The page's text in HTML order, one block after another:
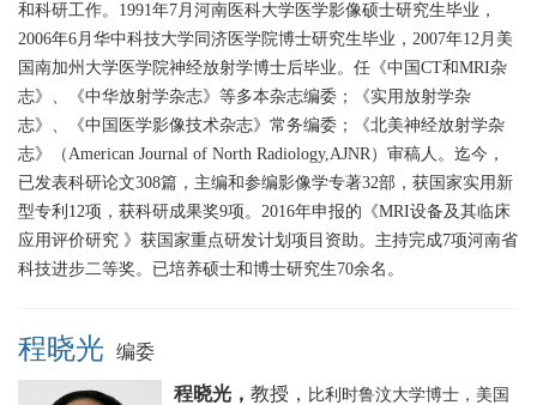
和科研工作。1991年7月河南医科大学医学影像硕士研究生毕业，
2006年6月华中科技大学同济医学院博士研究生毕业，2007年12月美
国南加州大学医学院神经放射学博士后毕业。任《中国CT和MRI杂
志》、《中华放射学杂志》等多本杂志编委；《实用放射学杂
志》、《中国医学影像技术杂志》常务编委；《北美神经放射学杂
志》（American Journal of North Radiology,AJNR）审稿人。迄今，
已发表科研论文308篇，主编和参编影像学专著32部，获国家实用新
型专利12项，获科研成果奖9项。2016年申报的《MRI设备及其临床
应用评价研究 》获国家重点研发计划项目资助。主持完成7项河南省
科技进步二等奖。已培养硕士和博士研究生70余名。
程晓光 编委
程晓光， 教授， 比利时鲁汶大学博士，美国